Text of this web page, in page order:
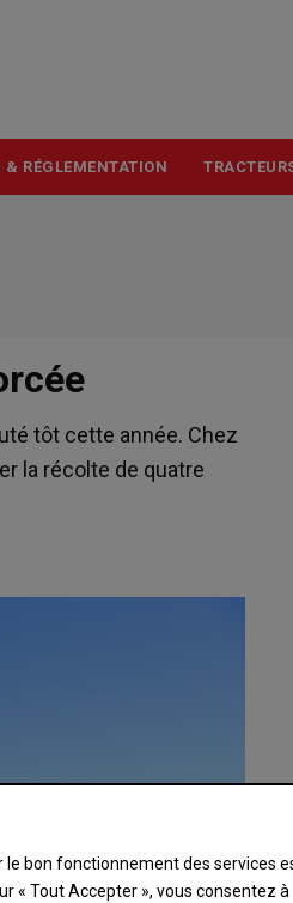
& RÉGLEMENTATION
tôt cette année. Chez
la récolte de quatre
le bon fonctionnement des services
« Tout Accepter », vous consentez à